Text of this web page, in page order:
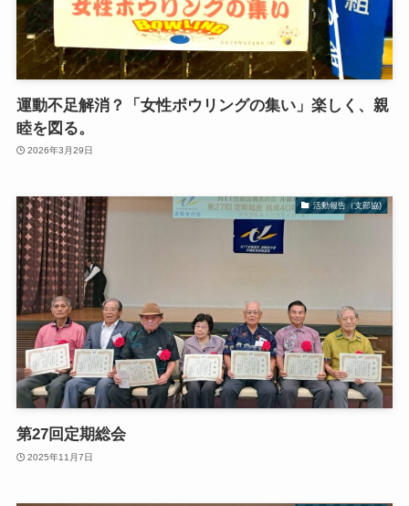
運動不足解消？「女性ボウリングの集い」楽しく、親
睦を図る。
2026年3月29日
活動報告（支部協)
第27回定期総会
2025年11月7日